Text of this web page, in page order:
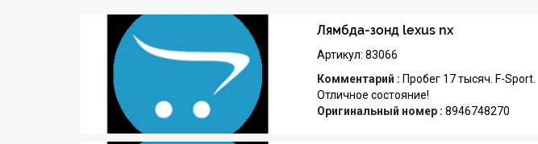
Лямбда-зонд lexus nx
Артикул: 83066
Комментарий : Пробег 17 тысяч. F-Sport.
Отличное состояние!
Оригинальный номер : 8946748270